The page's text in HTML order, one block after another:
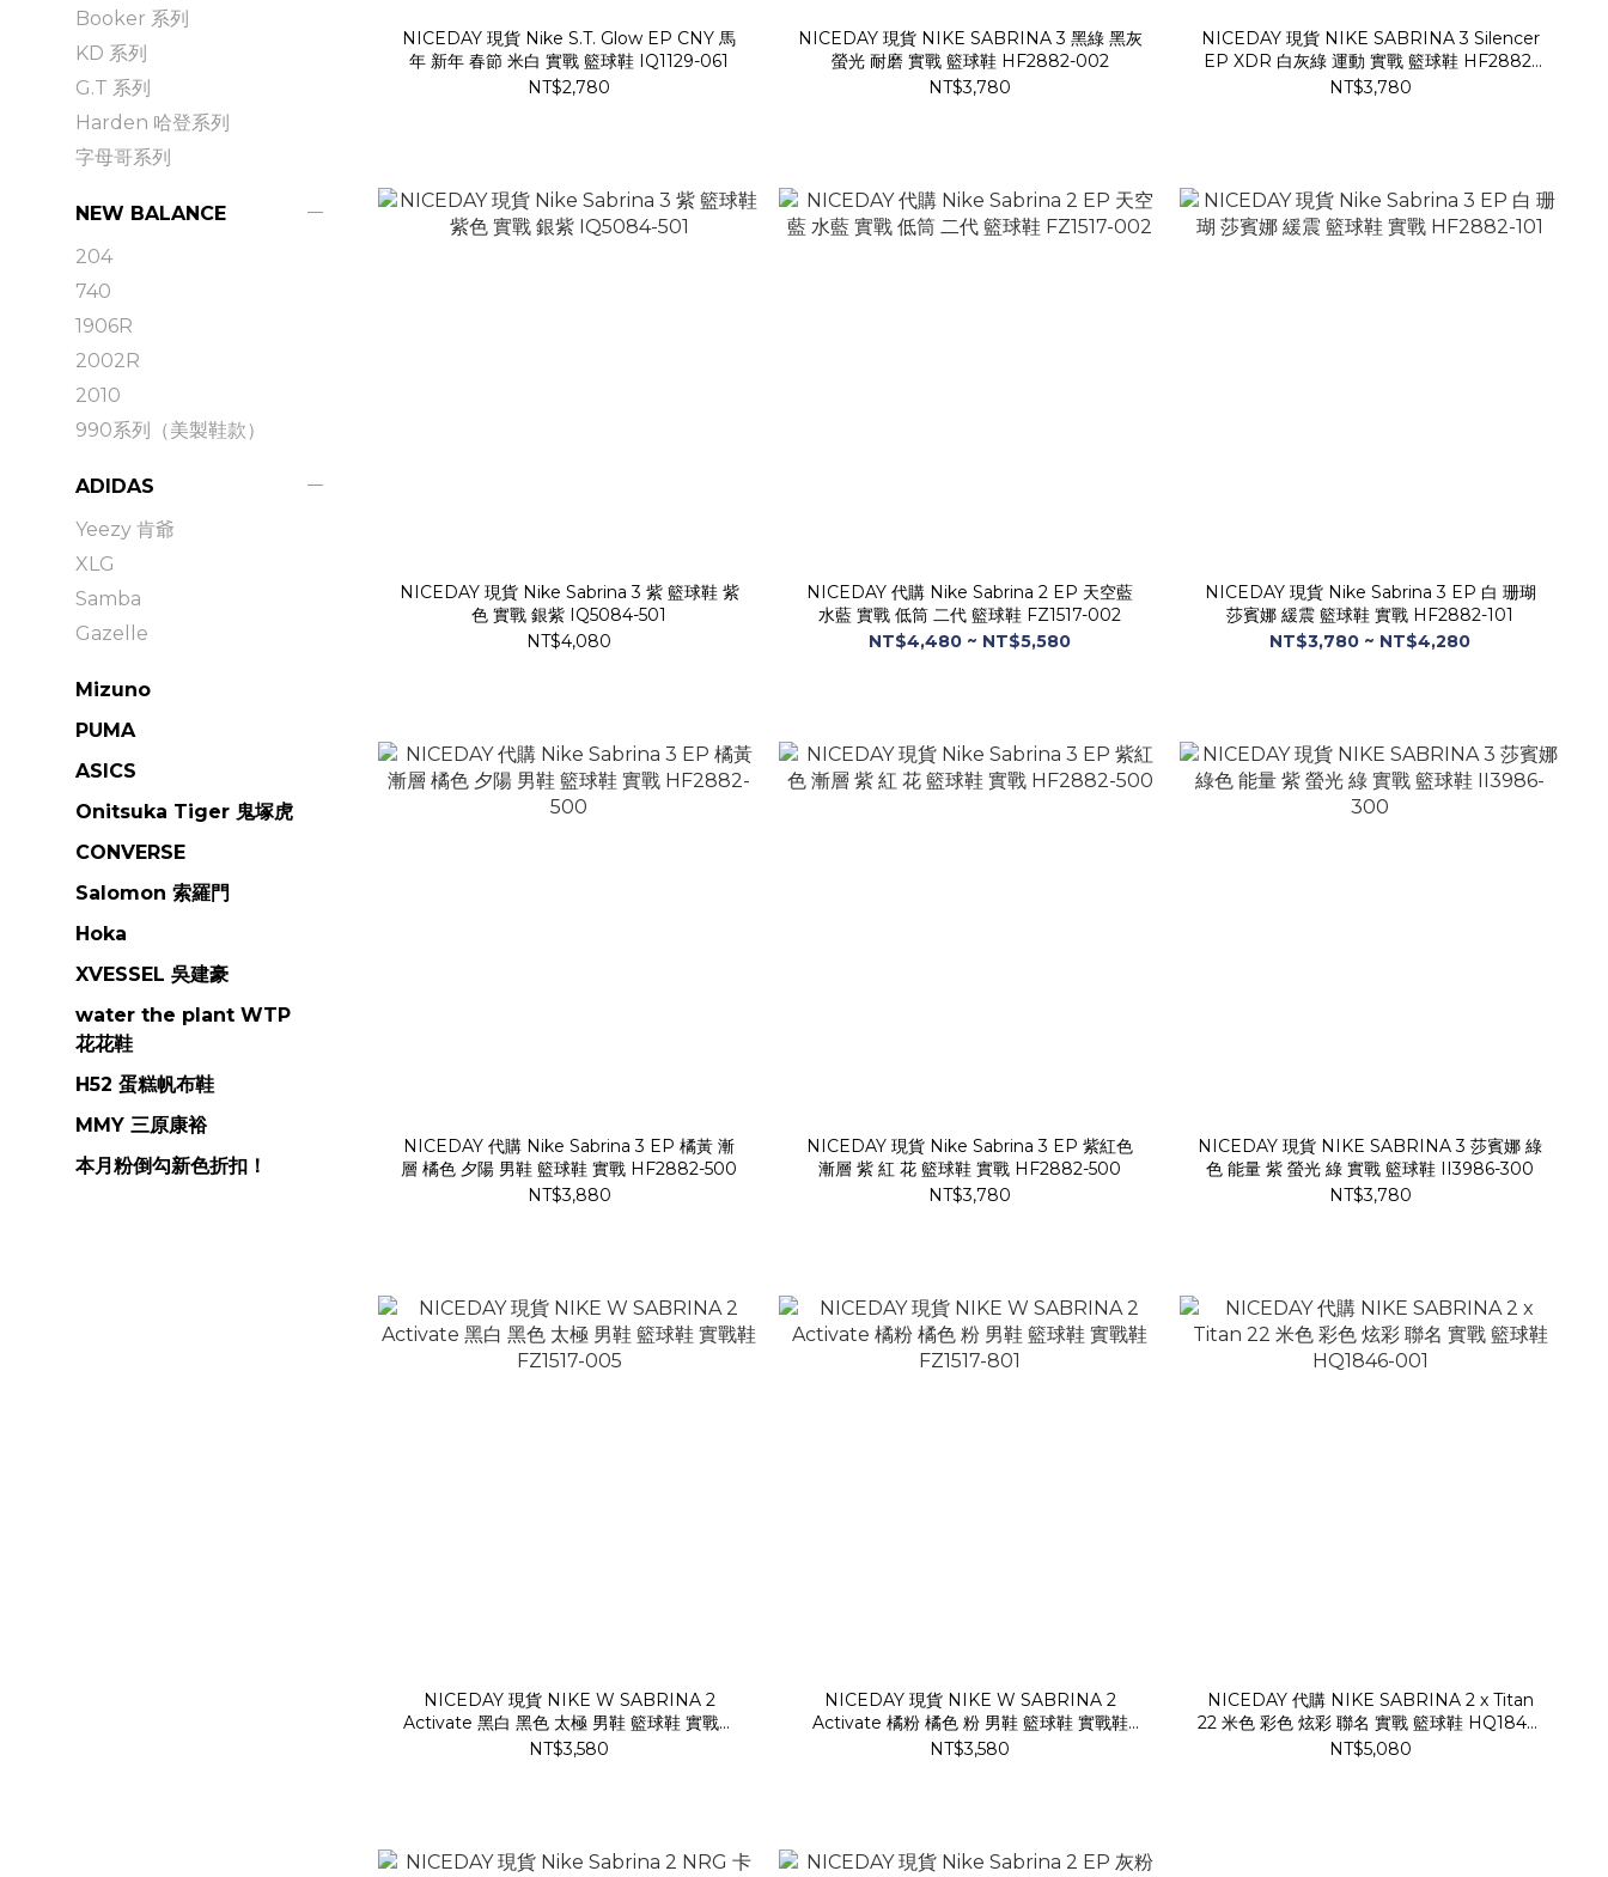
Booker 系列
KD 系列
G.T 系列
Harden 哈登系列
字母哥系列
NEW BALANCE
204
740
1906R
2002R
2010
990系列（美製鞋款）
ADIDAS
Yeezy 肯爺
XLG
Samba
Gazelle
Mizuno
PUMA
ASICS
Onitsuka Tiger 鬼塚虎
CONVERSE
Salomon 索羅門
Hoka
XVESSEL 吳建豪
water the plant WTP
花花鞋
H52 蛋糕帆布鞋
MMY 三原康裕
本月粉倒勾新色折扣！
NICEDAY 現貨 Nike S.T. Glow EP CNY 馬
年 新年 春節 米白 實戰 籃球鞋 IQ1129-061
NT$2,780
NICEDAY 現貨 NIKE SABRINA 3 黑綠 黑灰
螢光 耐磨 實戰 籃球鞋 HF2882-002
NT$3,780
NICEDAY 現貨 NIKE SABRINA 3 Silencer
EP XDR 白灰綠 運動 實戰 籃球鞋 HF2882-
100
NT$3,780
NICEDAY 現貨 Nike Sabrina 3 紫 籃球鞋 紫
色 實戰 銀紫 IQ5084-501
NT$4,080
NICEDAY 代購 Nike Sabrina 2 EP 天空藍
水藍 實戰 低筒 二代 籃球鞋 FZ1517-002
NT$4,480 ~ NT$5,580
NICEDAY 現貨 Nike Sabrina 3 EP 白 珊瑚
莎賓娜 緩震 籃球鞋 實戰 HF2882-101
NT$3,780 ~ NT$4,280
NICEDAY 代購 Nike Sabrina 3 EP 橘黃 漸
層 橘色 夕陽 男鞋 籃球鞋 實戰 HF2882-500
NT$3,880
NICEDAY 現貨 Nike Sabrina 3 EP 紫紅色
漸層 紫 紅 花 籃球鞋 實戰 HF2882-500
NT$3,780
NICEDAY 現貨 NIKE SABRINA 3 莎賓娜 綠
色 能量 紫 螢光 綠 實戰 籃球鞋 II3986-300
NT$3,780
NICEDAY 現貨 NIKE W SABRINA 2
Activate 黑白 黑色 太極 男鞋 籃球鞋 實戰鞋
FZ1517-005
NT$3,580
NICEDAY 現貨 NIKE W SABRINA 2
Activate 橘粉 橘色 粉 男鞋 籃球鞋 實戰鞋
FZ1517-801
NT$3,580
NICEDAY 代購 NIKE SABRINA 2 x Titan
22 米色 彩色 炫彩 聯名 實戰 籃球鞋 HQ1846-
001
NT$5,080